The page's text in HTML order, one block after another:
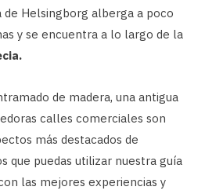
de Helsingborg alberga a poco
y se encuentra a lo largo de la
de madera, una antigua
calles comerciales son
más destacados de
que puedas utilizar nuestra guía
las mejores experiencias y